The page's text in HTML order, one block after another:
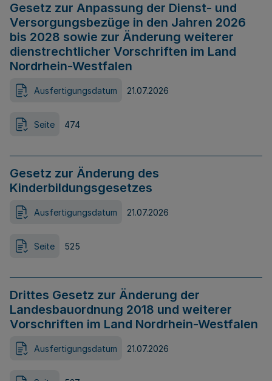
Gesetz zur Anpassung der Dienst- und
Versorgungsbezüge in den Jahren 2026
bis 2028 sowie zur Änderung weiterer
dienstrechtlicher Vorschriften im Land
Nordrhein-Westfalen
Ausfertigungsdatum 21.07.2026
Seite 474
Gesetz zur Änderung des
Kinderbildungsgesetzes
Ausfertigungsdatum 21.07.2026
Seite 525
Drittes Gesetz zur Änderung der
Landesbauordnung 2018 und weiterer
Vorschriften im Land Nordrhein-Westfalen
Ausfertigungsdatum 21.07.2026